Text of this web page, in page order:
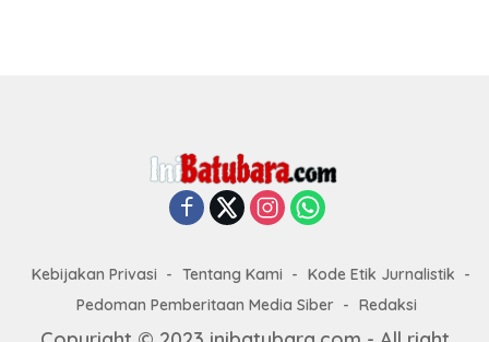
Kebijakan Privasi Tentang Kami
Kode Etik Jurnalistik
Pedoman Pemberitaan Media Siber
Redaksi